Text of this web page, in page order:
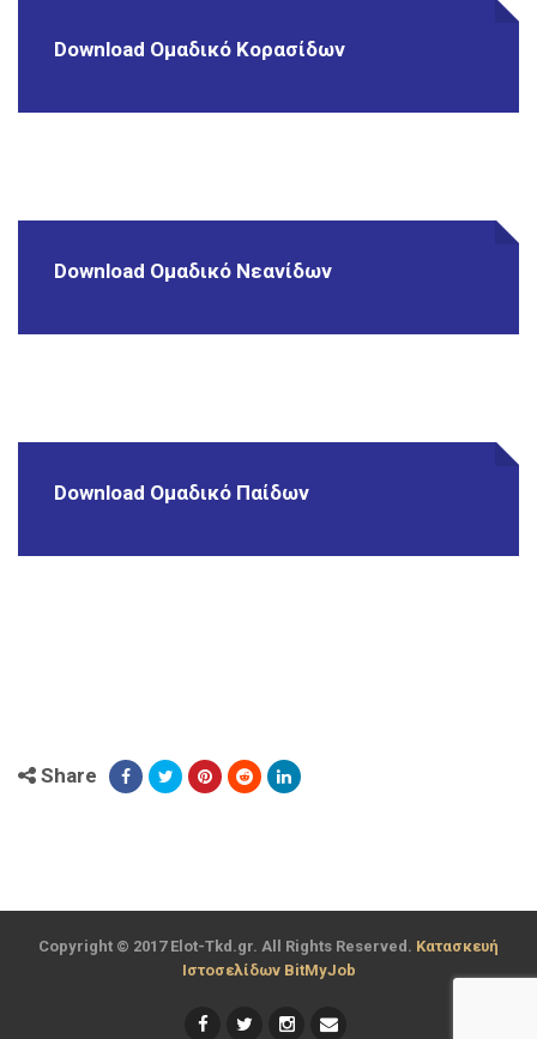
Download Ομαδικό Κορασίδων
Download Ομαδικό Νεανίδων
Download Ομαδικό Παίδων
Share
Copyright © 2017 Elot-Tkd.gr. All Rights Reserved. Κατασκευή
Ιστοσελίδων BitMyJob